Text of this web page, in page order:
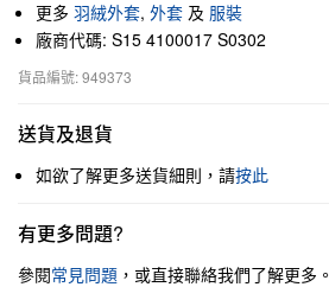
更多 羽絨外套, 外套 及 服裝
廠商代碼: S15 4100017 S0302
貨品編號: 949373
送貨及退貨
如欲了解更多送貨細則，請按此
有更多問題?
參閱常見問題 ，或直接聯絡我們了解更多。